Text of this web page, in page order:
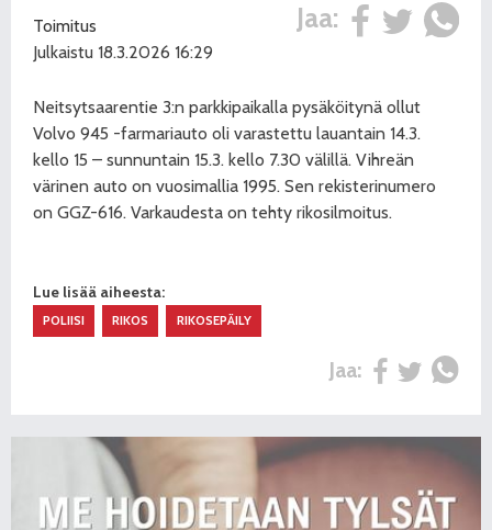
Jaa:
Toimitus
Julkaistu 18.3.2026 16:29
Neitsytsaarentie 3:n parkkipaikalla pysäköitynä ollut
Volvo 945 -farmariauto oli varastettu lauantain 14.3.
kello 15 – sunnuntain 15.3. kello 7.30 välillä. Vihreän
värinen auto on vuosimallia 1995. Sen rekisterinumero
on GGZ-616. Varkaudesta on tehty rikosilmoitus.
Lue lisää aiheesta:
POLIISI RIKOS RIKOSEPÄILY
Jaa: